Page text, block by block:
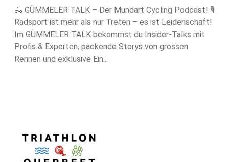
🚴 GÜMMELER TALK – Der Mundart Cycling Podcast! 🎙️
Radsport ist mehr als nur Treten – es ist Leidenschaft!
Im GÜMMELER TALK bekommst du Insider-Talks mit
Profis & Experten, packende Storys von grossen
Rennen und exklusive Ein...